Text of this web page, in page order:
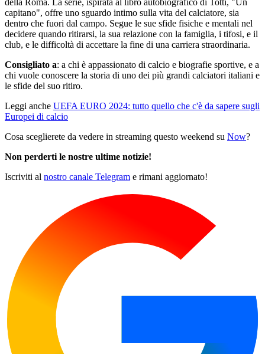
della Roma. La serie, ispirata al libro autobiografico di Totti, "Un
capitano", offre uno sguardo intimo sulla vita del calciatore, sia
dentro che fuori dal campo. Segue le sue sfide fisiche e mentali nel
decidere quando ritirarsi, la sua relazione con la famiglia, i tifosi, e il
club, e le difficoltà di accettare la fine di una carriera straordinaria.
Consigliato a: a chi è appassionato di calcio e biografie sportive, e a
chi vuole conoscere la storia di uno dei più grandi calciatori italiani e
le sfide del suo ritiro.
Leggi anche UEFA EURO 2024: tutto quello che c'è da sapere sugli
Europei di calcio
Cosa sceglierete da vedere in streaming questo weekend su Now?
Non perderti le nostre ultime notizie!
Iscriviti al nostro canale Telegram e rimani aggiornato!